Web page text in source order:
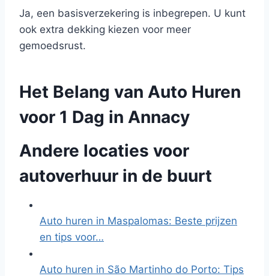
Ja, een basisverzekering is inbegrepen. U kunt
ook extra dekking kiezen voor meer
gemoedsrust.
Het Belang van Auto Huren
voor 1 Dag in Annacy
Andere locaties voor
autoverhuur in de buurt
Auto huren in Maspalomas: Beste prijzen
en tips voor…
Auto huren in São Martinho do Porto: Tips